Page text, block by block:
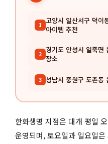
1 고양시 일산서구 덕이
아이템 추천
2 경기도 안성시 일죽면
장소
3 성남시 중원구 도촌동
한화생명 지점은 대개 평일
운영되며, 토요일과 일요일